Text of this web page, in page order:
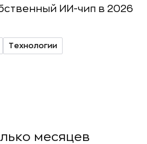
Технологии
месяцев